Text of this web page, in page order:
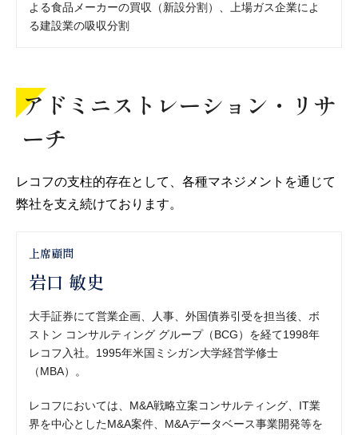
よる食品メーカーの買収（新設分割）、上場ガス企業によ
る建設業の吸収分割
アドミニストレーション・リサ
ーチ
レコフの支柱的存在として、各種マネジメントを通じて
弊社を支え続けております。
上席顧問
岩口 敏史
大手証券にて営業企画、人事、外国債券引受を担当後、ボ
ストン コンサルティング グループ（BCG）を経て1998年
レコフ入社。1995年米国ミシガン大学経営学修士
（MBA）。
レコフにおいては、M&A戦略立案コンサルティング、IT業
界を中心としたM&A案件、M&Aデータベース事業開発等を